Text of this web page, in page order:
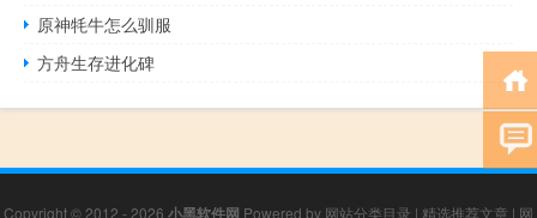
原神牦牛怎么驯服
方舟生存进化碑
Copyright © 2012 - 2026 小黑软件网 Powered by 网站分类目录 | 精选推荐文章 | 网